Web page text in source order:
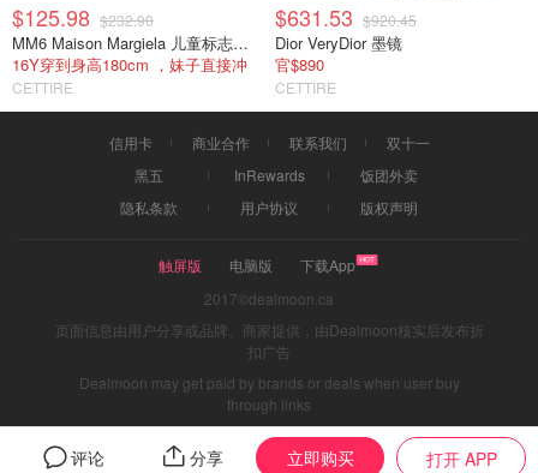
$125.98 $232.90
MM6 Maison Margiela 儿童标志卫衣
16Y穿到身高180cm ，妹子直接冲
CETTIRE
$631.53 $920.45
Dior VeryDior 墨镜
官$890
CETTIRE
评论 分享 立即购买 打开 APP
信用卡 商业合作 联系我们
双十一
黑五
InRewards
饭团外卖
隐私条款
用户协议 版权声明
触屏版 电脑版
下载App
2017©dealmoon.ca
页面信息由用户分享或品牌、商家提供，由Dealmoon核实后发布折
扣广告
Dealmoon may get paid by brands or deals when user buy
through links